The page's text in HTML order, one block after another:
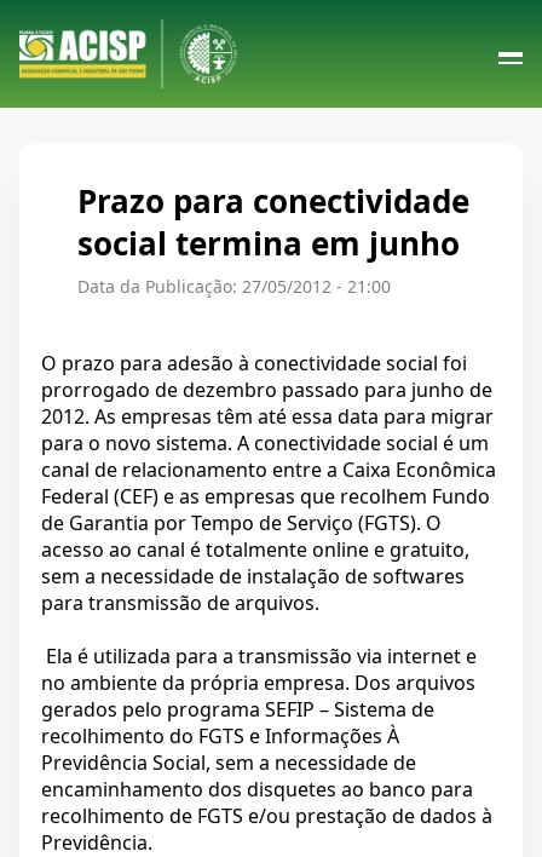
Prazo para conectividade
social termina em junho
Data da Publicação: 27/05/2012 - 21:00
O prazo para adesão à conectividade social foi
prorrogado de dezembro passado para junho de
2012. As empresas têm até essa data para migrar
para o novo sistema. A conectividade social é um
canal de relacionamento entre a Caixa Econômica
Federal (CEF) e as empresas que recolhem Fundo
de Garantia por Tempo de Serviço (FGTS). O
acesso ao canal é totalmente online e gratuito,
sem a necessidade de instalação de softwares
para transmissão de arquivos.
Ela é utilizada para a transmissão via internet e
no ambiente da própria empresa. Dos arquivos
gerados pelo programa SEFIP – Sistema de
recolhimento do FGTS e Informações À
Previdência Social, sem a necessidade de
encaminhamento dos disquetes ao banco para
recolhimento de FGTS e/ou prestação de dados à
Previdência.